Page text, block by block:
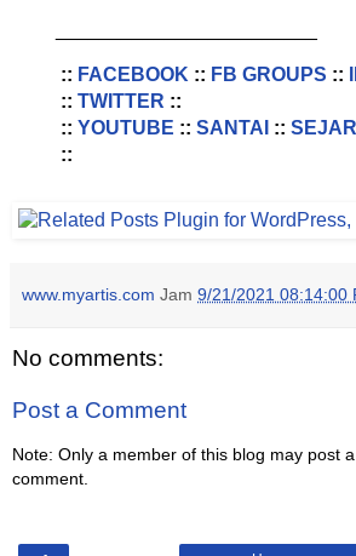
:: FACEBOOK :: FB GROUPS ::
:: TWITTER ::
:: YOUTUBE :: SANTAI ::
::
www.myartis.com Jam 9/21/2021 08:14:00
No comments:
Post a Comment
Note: Only a member of this blog may post a
comment.